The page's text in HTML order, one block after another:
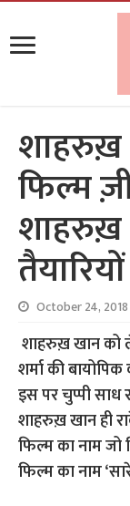
शाहरुख़
फिल्म
शाहरुख़
October 24, 2018
शाहरुख़ खान को
शर्मा की
इस पर चुप्पी साध
शाहरुख़ खान ही
फिल्म का नाम
फिल्म का नाम